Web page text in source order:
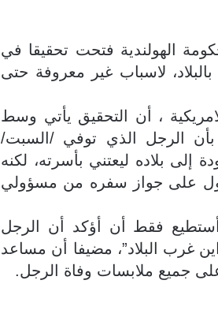
الهولندية فتحت تحقيقا في
لاسباب غير معروفة حتى
، أن التحقيق يأتي وسط
بأن الرجل الذي توفي /السبت/
يرغب في العودة إلى بلاده ليعتني بأسرته، لكنه
على جواز سفره من مسؤولي
فقط أن أؤكد أن الرجل
غرب البلاد”، مضيفا أن مساعد
جميع ملابسات وفاة الرجل.